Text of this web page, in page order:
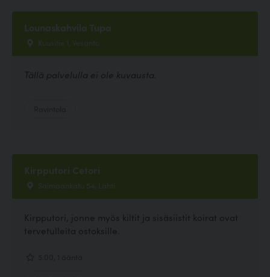
Lounaskahvila Tupa
Kuusitie 1, Vesanto
Tällä palvelulla ei ole kuvausta.
Kirpputori Cetori
Saimaankatu 54, Lahti
Kirpputori, jonne myös kiltit ja sisäsiistit koirat ovat
tervetulleita ostoksille.